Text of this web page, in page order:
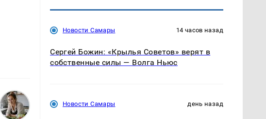
Новости Самары 14 часов назад
Сергей Божин: «Крылья Советов» верят в
собственные силы — Волга Ньюс
Новости Самары день назад